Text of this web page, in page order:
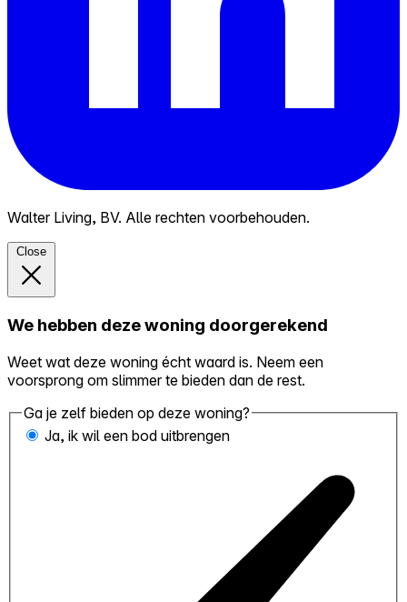
Walter Living, BV. Alle rechten voorbehouden.
Close
We hebben deze woning doorgerekend
Weet wat deze woning écht waard is. Neem een
voorsprong om slimmer te bieden dan de rest.
Ga je zelf bieden op deze woning?
Ja, ik wil een bod uitbrengen